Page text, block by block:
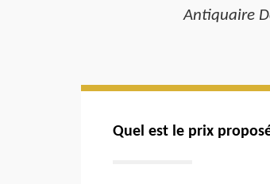
Antiquaire
Quel est le prix